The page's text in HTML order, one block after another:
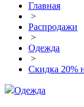
Главная
>
Распродажи
>
Одежда
>
Скидка 20%
Одежда